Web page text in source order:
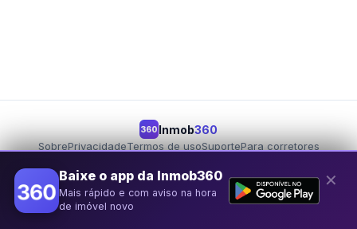
360 Inmob360
SobrePrivacidadeTermos de usoSuportePara corretores
Baixe o app da Inmob360
Mais rápido e com aviso na hora
de imóvel novo
✕